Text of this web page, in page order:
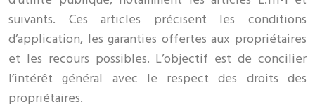
suivants. Ces articles précisent les conditions
d’application, les garanties offertes aux propriétaires
et les recours possibles. L’objectif est de concilier
l’intérêt général avec le respect des droits des
propriétaires.